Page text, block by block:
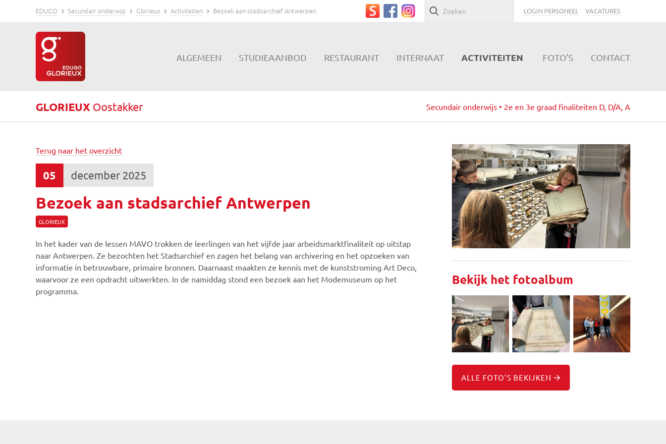
EDUGO Secundair onderwijs Glorieux Activiteiten Bezoek aan stadsarchief Antwerpen LOGIN PERSONEEL VACATURES
ALGEMEEN STUDIEAANBOD RESTAURANT INTERNAAT ACTIVITEITEN FOTO'S CONTACT
GLORIEUX Oostakker Secundair onderwijs • 2e en 3e graad finaliteiten D, D/A, A
Terug naar het overzicht
05 december 2025
Bezoek aan stadsarchief Antwerpen
GLORIEUX
In het kader van de lessen MAVO trokken de leerlingen van het vijfde jaar arbeidsmarktfinaliteit op uitstap
naar Antwerpen. Ze bezochten het Stadsarchief en zagen het belang van archivering en het opzoeken van
informatie in betrouwbare, primaire bronnen. Daarnaast maakten ze kennis met de kunststroming Art Deco,
waarvoor ze een opdracht uitwerkten. In de namiddag stond een bezoek aan het Modemuseum op het
programma.
Bekijk het fotoalbum
ALLE FOTO'S BEKIJKEN